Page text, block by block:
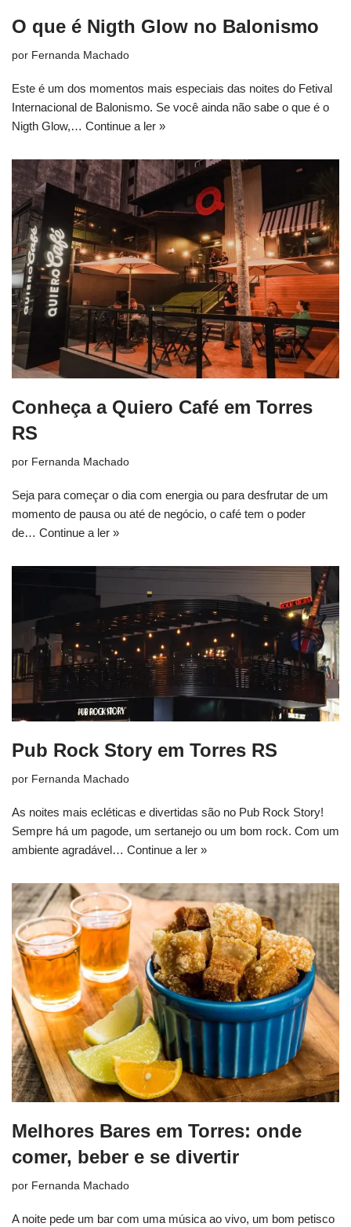
O que é Nigth Glow no Balonismo
por Fernanda Machado
Este é um dos momentos mais especiais das noites do Fetival
Internacional de Balonismo. Se você ainda não sabe o que é o
Nigth Glow,… Continue a ler »
Conheça a Quiero Café em Torres
RS
por Fernanda Machado
Seja para começar o dia com energia ou para desfrutar de um
momento de pausa ou até de negócio, o café tem o poder
de… Continue a ler »
Pub Rock Story em Torres RS
por Fernanda Machado
As noites mais ecléticas e divertidas são no Pub Rock Story!
Sempre há um pagode, um sertanejo ou um bom rock. Com um
ambiente agradável… Continue a ler »
Melhores Bares em Torres: onde
comer, beber e se divertir
por Fernanda Machado
A noite pede um bar com uma música ao vivo, um bom petisco